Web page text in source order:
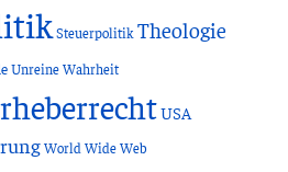
Steuerpolitik Theologie
Unreine Wahrheit
USA
World Wide Web